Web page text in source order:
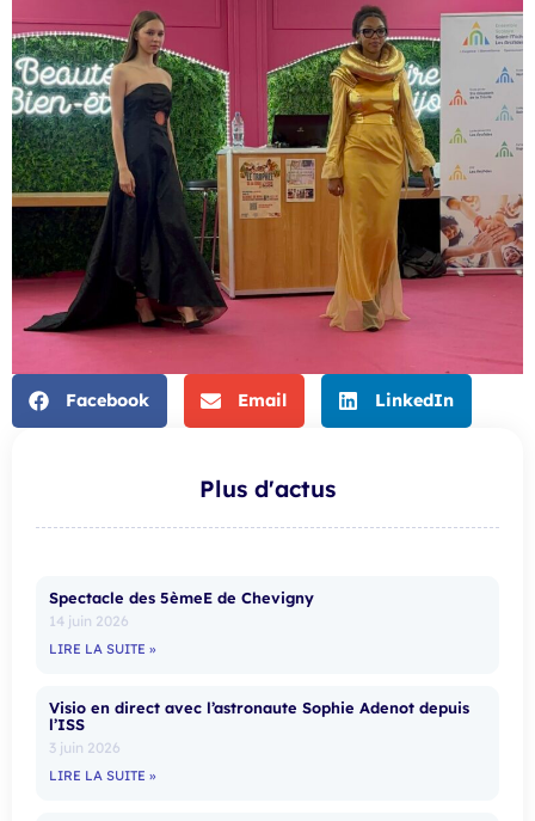
Facebook Email LinkedIn
Plus d'actus
Spectacle des 5èmeE de Chevigny
14 juin 2026
LIRE LA SUITE »
Visio en direct avec l’astronaute Sophie Adenot depuis
l’ISS
3 juin 2026
LIRE LA SUITE »